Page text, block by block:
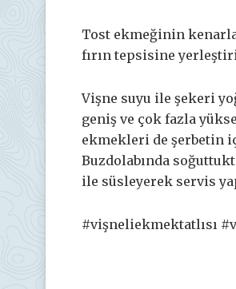
Tost ekmeğinin
fırın tepsisine
Vişne suyu ile şekeri
geniş ve çok fazla
ekmekleri de şerbetin
Buzdolabında
ile süsleyerek servis
#vişneliekmektatlısı